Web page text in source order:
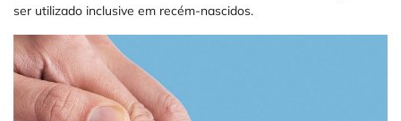
ser utilizado inclusive em recém-nascidos.